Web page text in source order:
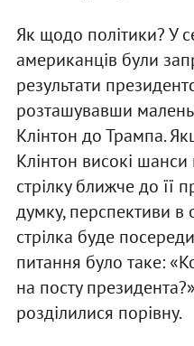
Як щодо політики? У
американців були
результати
розташувавши
Клінтон до Трампа.
Клінтон високі
стрілку ближче до її
думку, перспективи в
стрілка буде
питання було таке:
на посту
розділилися порівну.